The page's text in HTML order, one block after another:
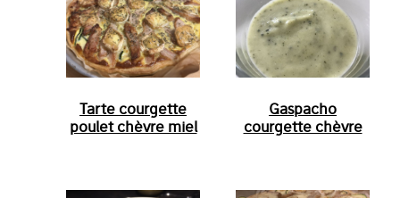
Tarte courgette
poulet chèvre miel
Gaspacho
courgette chèvre